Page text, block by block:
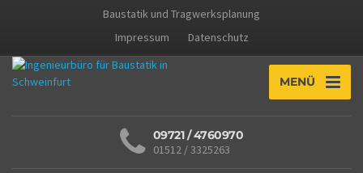
Baustatik und Tragwerksplanung
Impressum
Datenschutz
MENÜ
09721 / 4760970
01512 / 3325263